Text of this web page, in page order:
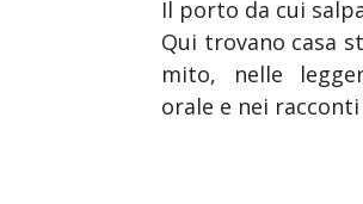
Il porto da cui
Qui trovano casa
mito, nelle
orale e nei